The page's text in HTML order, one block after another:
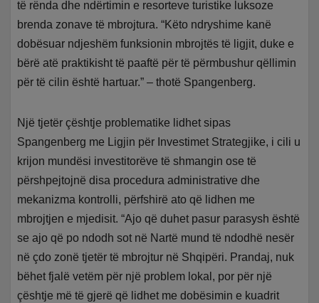
të rënda dhe ndërtimin e resorteve turistike luksoze
brenda zonave të mbrojtura. “Këto ndryshime kanë
dobësuar ndjeshëm funksionin mbrojtës të ligjit, duke e
bërë atë praktikisht të paaftë për të përmbushur qëllimin
për të cilin është hartuar.” – thotë Spangenberg.
Një tjetër çështje problematike lidhet sipas
Spangenberg me Ligjin për Investimet Strategjike, i cili u
krijon mundësi investitorëve të shmangin ose të
përshpejtojnë disa procedura administrative dhe
mekanizma kontrolli, përfshirë ato që lidhen me
mbrojtjen e mjedisit. “Ajo që duhet pasur parasysh është
se ajo që po ndodh sot në Nartë mund të ndodhë nesër
në çdo zonë tjetër të mbrojtur në Shqipëri. Prandaj, nuk
bëhet fjalë vetëm për një problem lokal, por për një
çështje më të gjerë që lidhet me dobësimin e kuadrit